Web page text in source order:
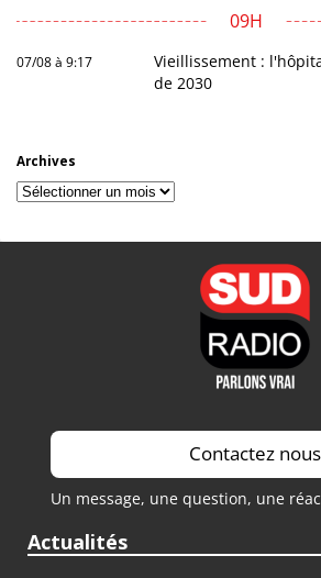
09H
07/08 à 9:17
Vieillissement :
de 2030
Archives
Archives
Contactez nous
Un message, une question, une
Actualités